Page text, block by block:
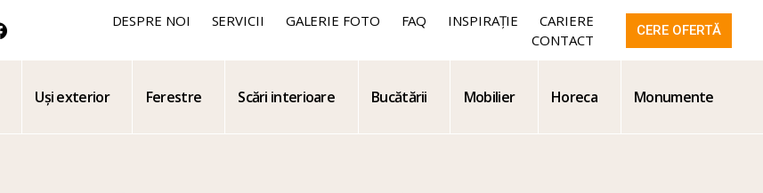
DESPRE NOI SERVICII GALERIE FOTO FAQ INSPIRAȚIE
CARIERE
CONTACT
CERE OFERTĂ
Uși exterior Ferestre Scări interioare Bucătării Mobilier Horeca Monumente